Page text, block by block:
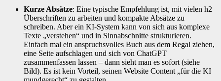
Kurze Absätze: Eine typische Empfehlung ist, mit vielen h2
Überschriften zu arbeiten und kompakte Absätze zu
schreiben. Aber ein KI-System kann von sich aus komplexe
Texte „verstehen“ und in Sinnabschnitte strukturieren.
Einfach mal ein anspruchsvolles Buch aus dem Regal ziehen,
eine Seite aufschlagen und sich von ChatGPT
zusammenfassen lassen – dann sieht man es sofort (siehe
Bild). Es ist kein Vorteil, seinen Website Content „für die KI